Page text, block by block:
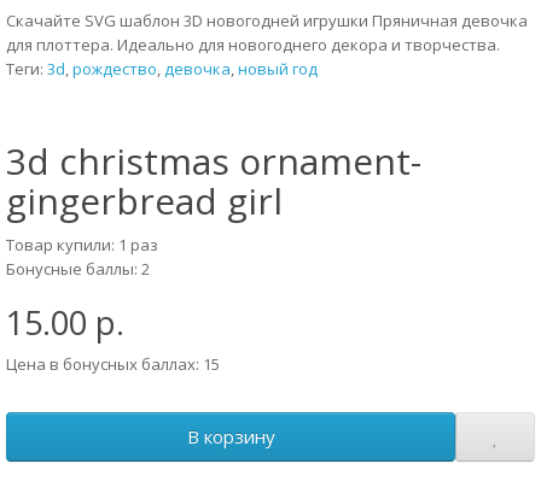
Скачайте SVG шаблон 3D новогодней игрушки Пряничная девочка
для плоттера. Идеально для новогоднего декора и творчества.
Теги: 3d,рождество,девочка,новый год
3d christmas ornament-
gingerbread girl
Товар купили: 1 раз
Бонусные баллы: 2
15.00 р.
Цена в бонусных баллах: 15
В корзину